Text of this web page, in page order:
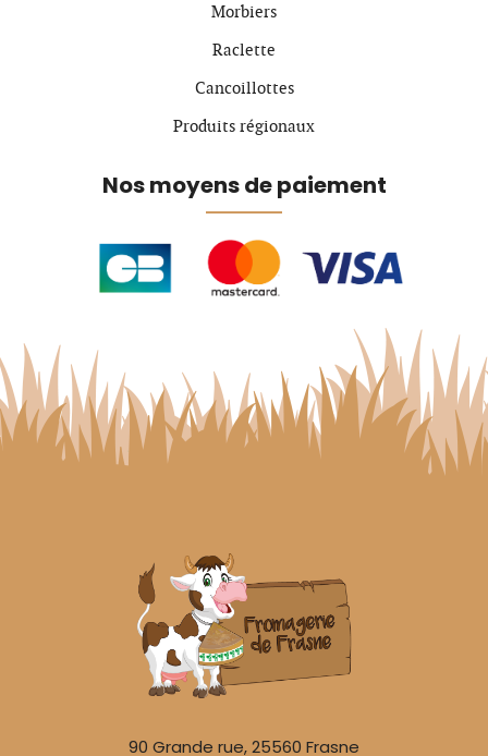
Morbiers
Raclette
Cancoillottes
Produits régionaux
Nos moyens de paiement
90 Grande rue, 25560 Frasne